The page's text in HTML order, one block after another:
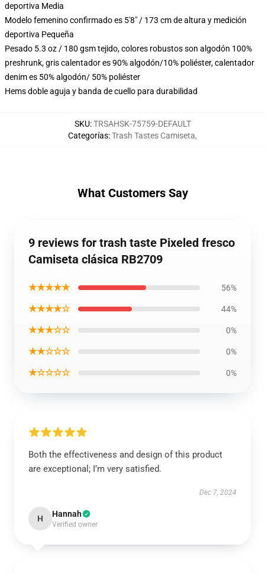
deportiva Media
Modelo femenino confirmado es 5'8" / 173 cm de altura y medición
deportiva Pequeña
Pesado 5.3 oz / 180 gsm tejido, colores robustos son algodón 100%
preshrunk, gris calentador es 90% algodón/10% poliéster, calentador
denim es 50% algodón/ 50% poliéster
Hems doble aguja y banda de cuello para durabilidad
SKU:TRSAHSK-75759-DEFAULT
Categorías:Trash Tastes Camiseta,
What Customers Say
9 reviews for trash taste Pixeled fresco
Camiseta clásica RB2709
★★★★★ 56%
★★★★☆ 44%
★★★☆☆ 0%
★★☆☆☆ 0%
★☆☆☆☆ 0%
Both the effectiveness and design of this product
are exceptional; I’m very satisfied.
Dec 7, 2024
H Hannah
Verified owner